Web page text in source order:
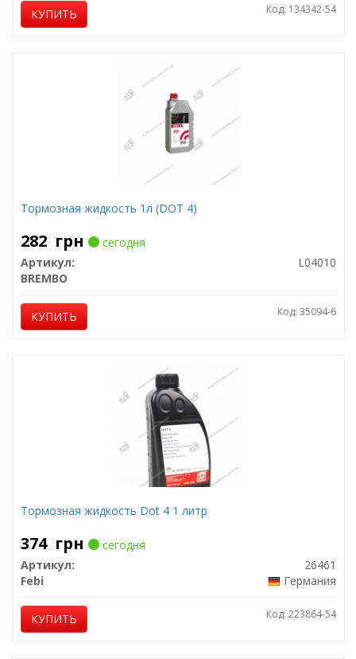
КУПИТЬ Код: 134342-54
Тормозная жидкость 1л (DOT 4)
282 грн
сегодня
Артикул:
L04010
BREMBO
КУПИТЬ Код: 35094-6
Тормозная жидкость Dot 4 1 литр
374 грн
сегодня
Артикул:
26461
Febi
Германия
КУПИТЬ Код: 223864-54